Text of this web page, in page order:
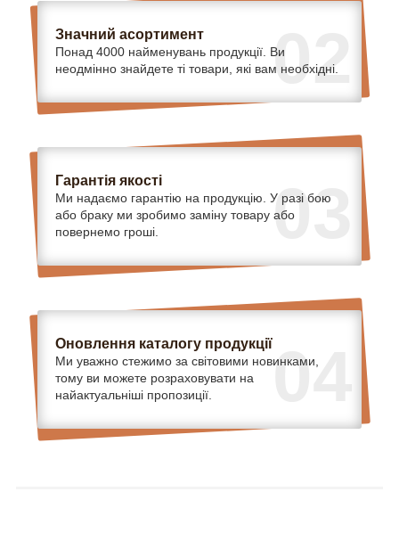
02
Значний асортимент
Понад 4000 найменувань продукції. Ви
неодмінно знайдете ті товари, які вам необхідні.
03
Гарантія якості
Ми надаємо гарантію на продукцію. У разі бою
або браку ми зробимо заміну товару або
повернемо гроші.
04
Оновлення каталогу продукції
Ми уважно стежимо за світовими новинками,
тому ви можете розраховувати на
найактуальніші пропозиції.